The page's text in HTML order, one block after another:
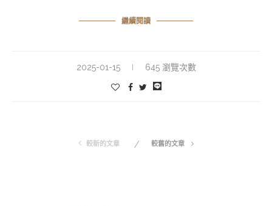
繼續閱讀
2025-01-15 645 瀏覽次數
較新的文章 較舊的文章